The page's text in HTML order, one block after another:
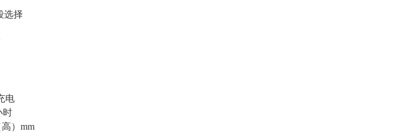
选择
电
时
）mm